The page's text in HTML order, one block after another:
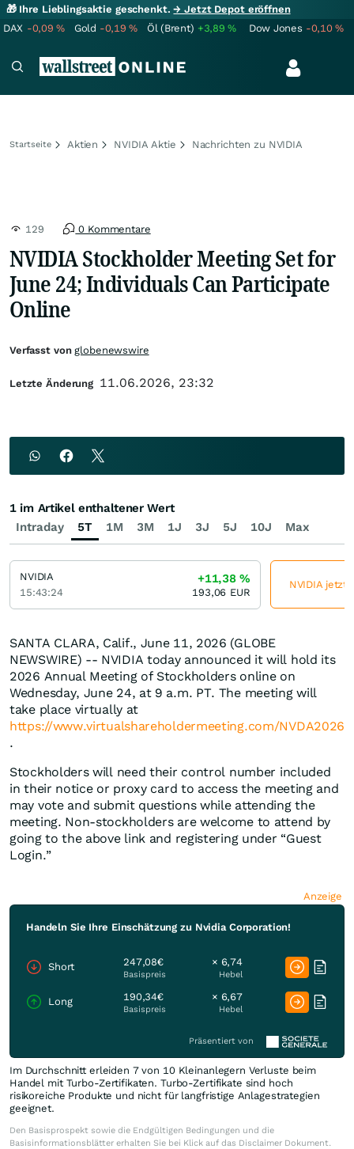
🎁 Ihre Lieblingsaktie geschenkt.→ Jetzt Depot eröffnen
DAX -0,09% Gold -0,19% Öl (Brent) +3,89% Dow Jones -0,10%
Startseite Aktien NVIDIA Aktie Nachrichten zu NVIDIA
129 0 Kommentare
NVIDIA Stockholder Meeting Set for
June 24; Individuals Can Participate
Online
SANTA CLARA, Calif., June 11, 2026 (GLOBE
NEWSWIRE) -- NVIDIA today announced it will hold its
2026 Annual Meeting of Stockholders online on
Wednesday, June 24, at 9 a.m. PT. The meeting will
take place virtually at
https://www.virtualshareholdermeeting.com/NVDA2026
.
Stockholders will need their control number included
in their notice or proxy card to access the meeting and
may vote and submit questions while attending the
meeting. Non-stockholders are welcome to attend by
going to the above link and registering under “Guest
Login.”
Anzeige
Handeln Sie Ihre Einschätzung zu Nvidia Corporation!
Short 247,08€
Basispreis
× 6,74
Hebel
Long 190,34€
Basispreis
× 6,67
Hebel
Präsentiert von
Im Durchschnitt erleiden 7 von 10 Kleinanlegern Verluste beim
Handel mit Turbo-Zertifikaten. Turbo-Zertifikate sind hoch
risikoreiche Produkte und nicht für langfristige Anlagestrategien
geeignet.
Den Basisprospekt sowie die Endgültigen Bedingungen und die
Basisinformationsblätter erhalten Sie bei Klick auf das Disclaimer Dokument.
Verfasst vonglobenewswire
Letzte Änderung 11.06.2026, 23:32
Intraday 5T 1M 3M 1J 3J 5J 10J Max
1 im Artikel enthaltener Wert
NVIDIA
15:43:24
+11,38%
193,06 EUR
NVIDIA jetzt